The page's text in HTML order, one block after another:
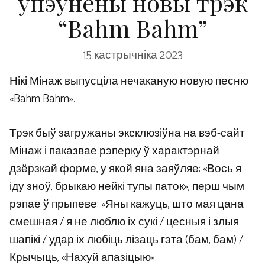
“Bahm Bahm”
15 кастрычніка 2023
Нікі Мінаж выпусціла нечаканую новую песню
«Bahm Bahm».
Трэк быў загружаны эксклюзіўна на вэб-сайт
Мінаж і паказвае рэперку ​​ў характэрнай
дзёрзкай форме, у якой яна заяўляе: «Вось я
іду зноў, брыкаю нейкі тупы паток», перш чым
рэпае ў прыпеве: «Яны кажуць, што мая цана
смешная / я не люблю іх сукі / цесныя і злыя
шапікі / удар іх любіць лізаць гэта (бам, бам) /
Крычыць, «Нахуй апазіцыю».